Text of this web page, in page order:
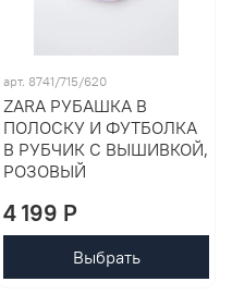
арт. 8741/715/620
ZARA РУБАШКА В
ПОЛОСКУ И ФУТБОЛКА
В РУБЧИК С ВЫШИВКОЙ,
РОЗОВЫЙ
4 199 P
Выбрать